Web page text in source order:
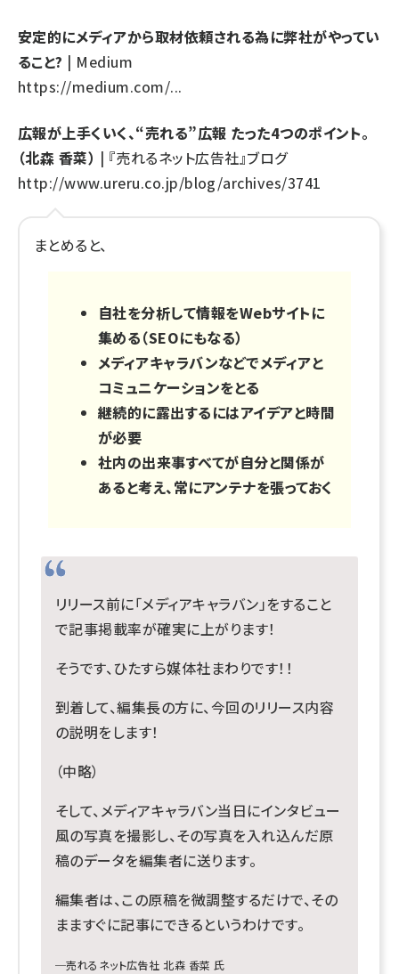
安定的にメディアから取材依頼される為に弊社がやってい
ること? | Medium
https://medium.com/...
広報が上手くいく、“売れる”広報 たった4つのポイント。
（北森 香菜） | 『売れるネット広告社』ブログ
http://www.ureru.co.jp/blog/archives/3741
まとめると、
自社を分析して情報をWebサイトに
集める（SEOにもなる）
メディアキャラバンなどでメディアと
コミュニケーションをとる
継続的に露出するにはアイデアと時間
が必要
社内の出来事すべてが自分と関係が
あると考え、常にアンテナを張っておく
リリース前に「メディアキャラバン」をすること
で記事掲載率が確実に上がります！
そうです、ひたすら媒体社まわりです！！
到着して、編集長の方に、今回のリリース内容
の説明をします！
（中略）
そして、メディアキャラバン当日にインタビュー
風の写真を撮影し、その写真を入れ込んだ原
稿のデータを編集者に送ります。
編集者は、この原稿を微調整するだけで、その
まますぐに記事にできるというわけです。
─売れるネット広告社 北森 香菜 氏